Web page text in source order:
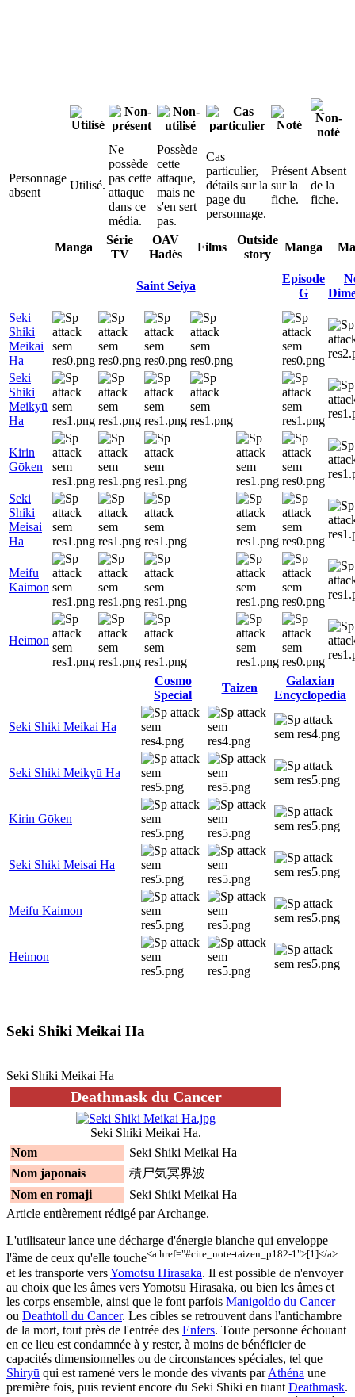
Personnage
absent
Utilisé.
Ne
possède
pas cette
attaque
dans ce
média.
Possède
cette
attaque,
mais ne
s'en sert
pas.
Cas
particulier,
détails sur la
page du
personnage.
Présent
sur la
fiche.
Absent
de la
fiche.
Manga
Série
TV
OAV
Hadès
Films
Outside
story
Manga
Saint Seiya
Episode
G
Seki
Shiki
Meikai
Ha
Seki
Shiki
Meikyū
Ha
Kirin
Gōken
Seki
Shiki
Meisai
Ha
Meifu
Kaimon
Heimon
Cosmo
Special
Taizen
Galaxian
Encyclopedia
Seki Shiki Meikai Ha
Seki Shiki Meikyū Ha
Kirin Gōken
Seki Shiki Meisai Ha
Meifu Kaimon
Heimon
Seki Shiki Meikai Ha
Seki Shiki Meikai Ha
Deathmask du Cancer
Seki Shiki Meikai Ha.
Nom
Seki Shiki Meikai Ha
Nom japonais
積尸気冥界波
Nom en romaji
Seki Shiki Meikai Ha
Article entièrement rédigé par Archange.
L'utilisateur lance une décharge d'énergie blanche qui enveloppe
l'âme de ceux qu'elle touche<a href="#cite_note-taizen_p182-1">[1]</a>
et les transporte versYomotsu Hirasaka. Il est possible de n'envoyer
au choix que les âmes vers Yomotsu Hirasaka, ou bien les âmes et
les corps ensemble, ainsi que le font parfois Manigoldo du Cancer
ou Deathtoll du Cancer. Les cibles se retrouvent dans l'antichambre
de la mort, tout près de l'entrée des Enfers. Toute personne échouant
en ce lieu est condamnée à y rester, à moins de bénéficier de
capacités dimensionnelles ou de circonstances spéciales, tel que
Shiryū qui est ramené vers le monde des vivants parAthéna une
première fois, puis revient encore du Seki Shiki en tuant Deathmask.